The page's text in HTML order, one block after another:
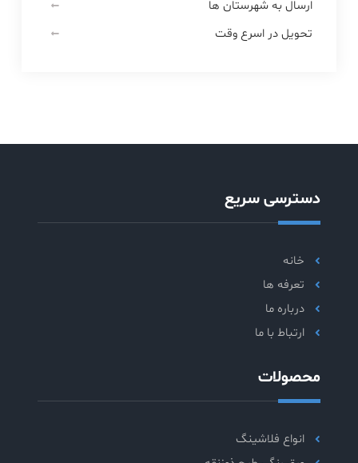
ارسال به شهرستان ها
تحویل در اسرع وقت
دسترسی سریع
خانه
تعرفه ها
درباره ما
ارتباط با ما
محصولات
انواع فلاشینگ